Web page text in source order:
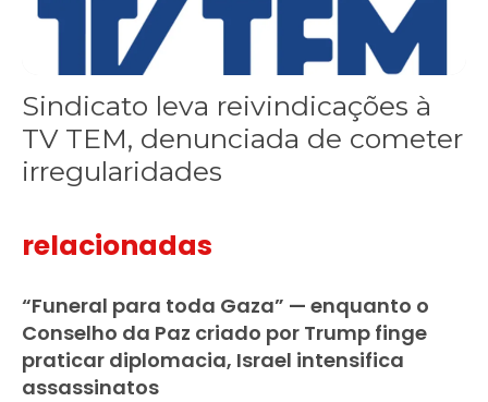
Sindicato leva reivindicações à
TV TEM, denunciada de cometer
irregularidades
relacionadas
“Funeral para toda Gaza” — enquanto o
Conselho da Paz criado por Trump finge
praticar diplomacia, Israel intensifica
assassinatos